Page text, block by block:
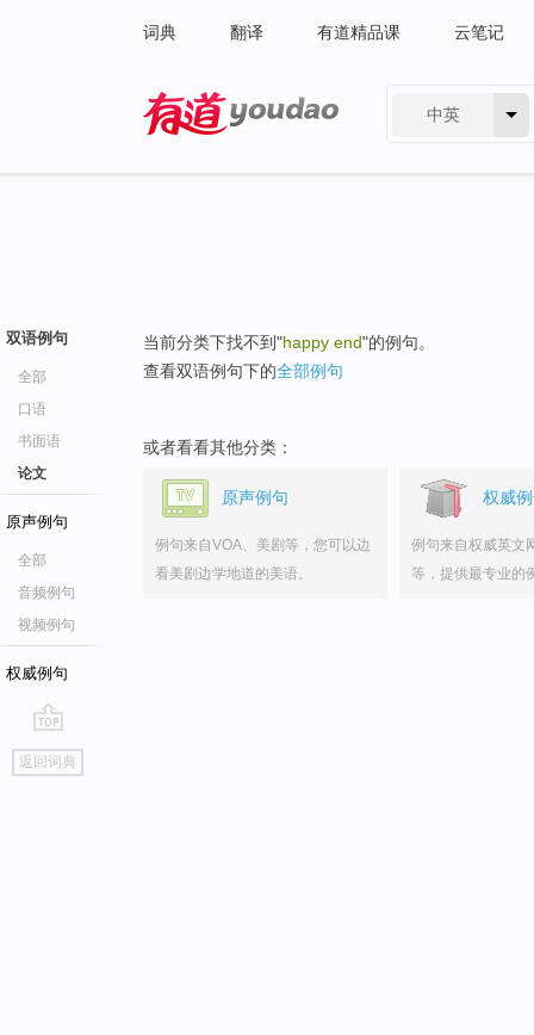
词典 翻译 有道精品课 云笔记
中英
双语例句
全部
口语
书面语
论文
原声例句
全部
音频例句
视频例句
权威例句
go
top
返回词典
当前分类下找不到"happy end"的例句。
查看双语例句下的全部例句
或者看看其他分类：
原声例句
例句来自VOA、美剧等，您可以边
看美剧边学地道的美语。
权威
例句来自权威英文
等，提供最专业的